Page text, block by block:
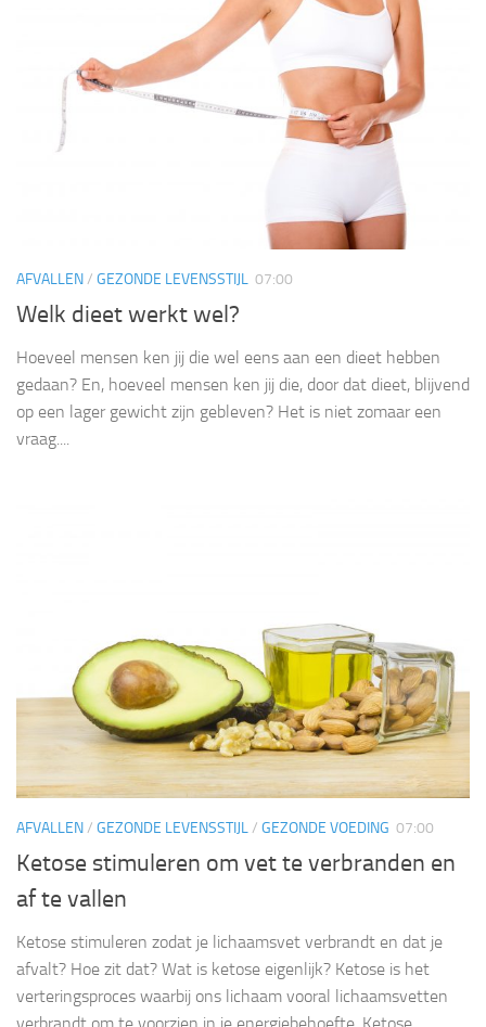
AFVALLEN/ GEZONDE LEVENSSTIJL 07:00
Welk dieet werkt wel?
Hoeveel mensen ken jij die wel eens aan een dieet hebben
gedaan? En, hoeveel mensen ken jij die, door dat dieet, blijvend
op een lager gewicht zijn gebleven? Het is niet zomaar een
vraag....
AFVALLEN/ GEZONDE LEVENSSTIJL/ GEZONDE VOEDING 07:00
Ketose stimuleren om vet te verbranden en
af te vallen
Ketose stimuleren zodat je lichaamsvet verbrandt en dat je
afvalt? Hoe zit dat? Wat is ketose eigenlijk? Ketose is het
verteringsproces waarbij ons lichaam vooral lichaamsvetten